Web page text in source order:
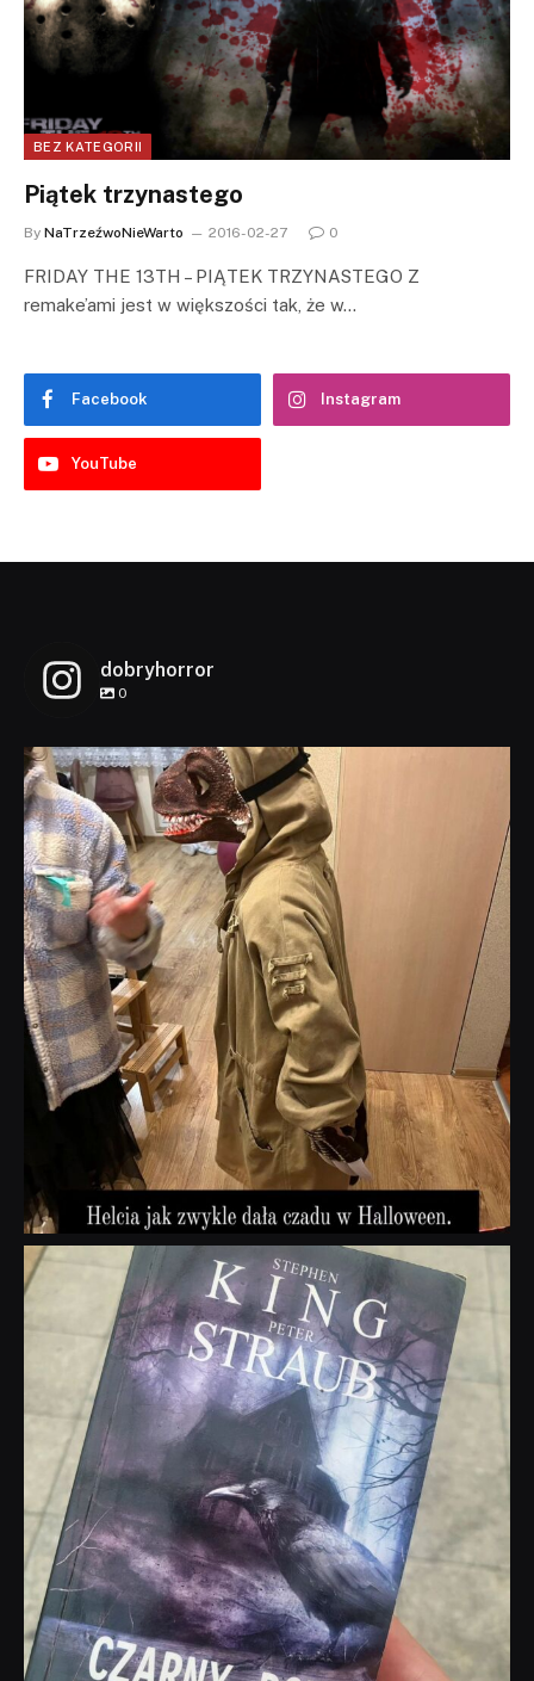
BEZ KATEGORII
Piątek trzynastego
By NaTrzeźwoNieWarto 2016-02-27 0
FRIDAY THE 13TH – PIĄTEK TRZYNASTEGO Z
remake’ami jest w większości tak, że w…
Facebook Instagram
YouTube
dobryhorror
0
dobryhorror
Lis 1
dobryhorror
Wrz 23